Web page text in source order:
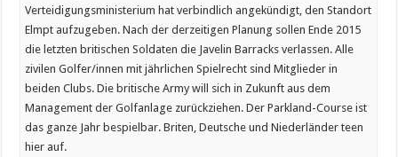
Verteidigungsministerium hat verbindlich angekündigt, den Standort
Elmpt aufzugeben. Nach der derzeitigen Planung sollen Ende 2015
die letzten britischen Soldaten die Javelin Barracks verlassen. Alle
zivilen Golfer/innen mit jährlichen Spielrecht sind Mitglieder in
beiden Clubs. Die britische Army will sich in Zukunft aus dem
Management der Golfanlage zurückziehen. Der Parkland-Course ist
das ganze Jahr bespielbar. Briten, Deutsche und Niederländer teen
hier auf.